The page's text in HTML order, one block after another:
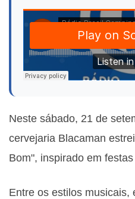
Neste sábado, 21 de
cervejaria Blacaman
Bom", inspirado em
Entre os estilos musicais,